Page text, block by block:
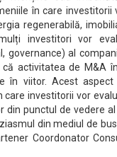
în care investitorii
regenerabilă,
investitori vor
governance) al
că activitatea de M&A
în viitor. Acest
investitorii vor
din punctul de vedere
din mediul de
Coordonator